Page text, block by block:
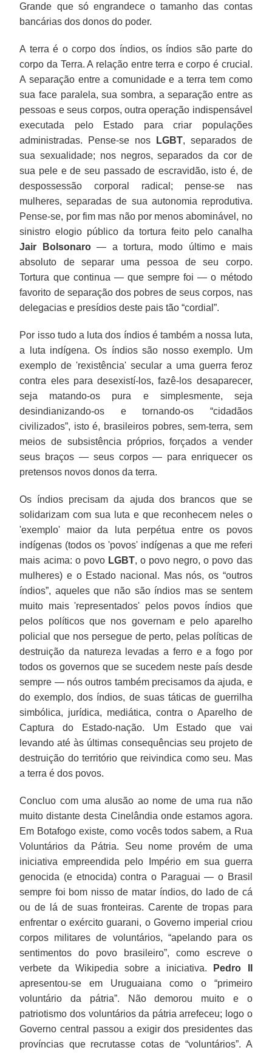
Grande que só engrandece o tamanho das contas
bancárias dos donos do poder.
A terra é o corpo dos índios, os índios são parte do
corpo da Terra. A relação entre terra e corpo é crucial.
A separação entre a comunidade e a terra tem como
sua face paralela, sua sombra, a separação entre as
pessoas e seus corpos, outra operação indispensável
executada pelo Estado para criar populações
administradas. Pense-se nos
LGBT, separados de
sua sexualidade; nos negros, separados da cor de
sua pele e de seu passado de escravidão, isto é, de
despossessão corporal radical; pense-se nas
mulheres, separadas de sua autonomia reprodutiva.
Pense-se, por fim mas não por menos abominável, no
sinistro elogio público da tortura feito pelo canalha
Jair
Bolsonaro— a tortura, modo último e mais
absoluto de separar uma pessoa de seu corpo.
Tortura que continua — que sempre foi — o método
favorito de separação dos pobres de seus corpos, nas
delegacias e presídios deste pais tão “cordial”.
Por isso tudo a luta dos índios é também a nossa luta,
a luta indígena. Os índios são nosso exemplo. Um
exemplo de 'rexistência' secular a uma guerra feroz
contra eles para desexistí-los, fazê-los desaparecer,
seja matando-os pura e simplesmente, seja
desindianizando-os e tornando-os “cidadãos
civilizados”, isto é, brasileiros pobres, sem-terra, sem
meios de subsistência próprios, forçados a vender
seus braços — seus corpos — para enriquecer os
pretensos novos donos da terra.
Os índios precisam da ajuda dos brancos que se
solidarizam com sua luta e que reconhecem neles o
'exemplo' maior da luta perpétua entre os povos
indígenas (todos os 'povos' indígenas a que me referi
mais acima: o povo LGBT, o povo negro, o povo das
mulheres) e o Estado nacional. Mas nós, os “outros
índios”, aqueles que não são índios mas se sentem
muito mais 'representados' pelos povos índios que
pelos políticos que nos governam e pelo aparelho
policial que nos persegue de perto, pelas políticas de
destruição da natureza levadas a ferro e a fogo por
todos os governos que se sucedem neste país desde
sempre — nós outros também precisamos da ajuda, e
do exemplo, dos índios, de suas táticas de guerrilha
simbólica, jurídica, mediática, contra o Aparelho de
Captura do Estado-nação. Um Estado que vai
levando até às últimas consequências seu projeto de
destruição do território que reivindica como seu. Mas
a terra é dos povos.
Concluo com uma alusão ao nome de uma rua não
muito distante desta Cinelândia onde estamos agora.
Em Botafogo existe, como vocês todos sabem, a Rua
Voluntários da Pátria. Seu nome provém de uma
iniciativa empreendida pelo Império em sua guerra
genocida (e etnocida) contra o Paraguai — o Brasil
sempre foi bom nisso de matar índios, do lado de cá
ou de lá de suas fronteiras. Carente de tropas para
enfrentar o exército guarani, o Governo imperial criou
corpos militares de voluntários, “apelando para os
sentimentos do povo brasileiro”, como escreve o
verbete da Wikipedia sobre a iniciativa.
Pedro II
apresentou-se em Uruguaiana como o “primeiro
voluntário da pátria”. Não demorou muito e o
patriotismo dos voluntários da pátria arrefeceu; logo o
Governo central passou a exigir dos presidentes das
províncias que recrutasse cotas de “voluntários”. A